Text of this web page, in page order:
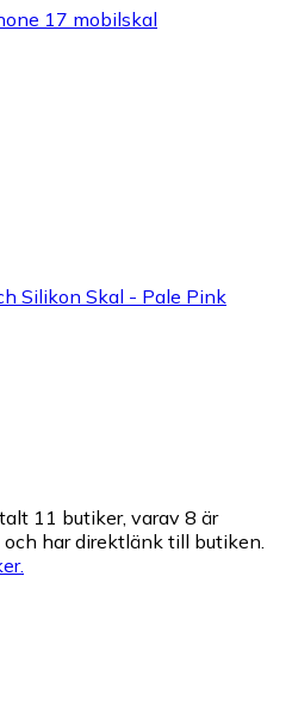
17 mobilskal
Silikon Skal - Pale Pink
11 butiker, varav 8 är
har direktlänk till butiken.